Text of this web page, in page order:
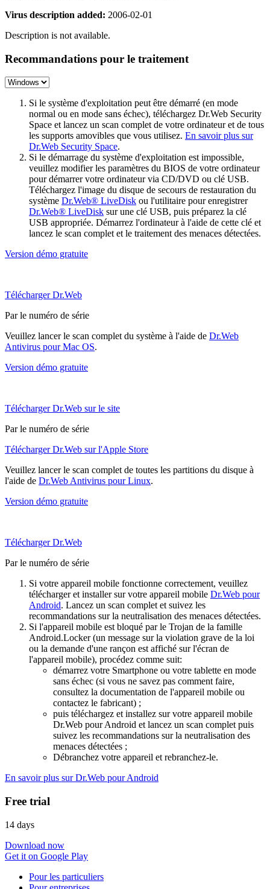
Virus description added: 2006-02-01
Description is not available.
Recommandations pour le traitement
Si le système d'exploitation peut être démarré (en mode
normal ou en mode sans échec), téléchargez Dr.Web Security
Space et lancez un scan complet de votre ordinateur et de tous
les supports amovibles que vous utilisez. En savoir plus sur
Dr.Web Security Space.
Si le démarrage du système d'exploitation est impossible,
veuillez modifier les paramètres du BIOS de votre ordinateur
pour démarrer votre ordinateur via CD/DVD ou clé USB.
Téléchargez l'image du disque de secours de restauration du
système Dr.Web® LiveDisk ou l'utilitaire pour enregistrer
Dr.Web® LiveDisk sur une clé USB, puis préparez la clé
USB appropriée. Démarrez l'ordinateur à l'aide de cette clé et
lancez le scan complet et le traitement des menaces détectées.
Version démo gratuite
Télécharger Dr.Web
Par le numéro de série
Veuillez lancer le scan complet du système à l'aide de Dr.Web
Antivirus pour Mac OS.
Version démo gratuite
Télécharger Dr.Web sur le site
Par le numéro de série
Télécharger Dr.Web sur l'Apple Store
Veuillez lancer le scan complet de toutes les partitions du disque à
l'aide de Dr.Web Antivirus pour Linux.
Version démo gratuite
Télécharger Dr.Web
Par le numéro de série
Si votre appareil mobile fonctionne correctement, veuillez
télécharger et installer sur votre appareil mobile Dr.Web pour
Android. Lancez un scan complet et suivez les
recommandations sur la neutralisation des menaces détectées.
Si l'appareil mobile est bloqué par le Trojan de la famille
Android.Locker (un message sur la violation grave de la loi
ou la demande d'une rançon est affiché sur l'écran de
l'appareil mobile), procédez comme suit:
démarrez votre Smartphone ou votre tablette en mode
sans échec (si vous ne savez pas comment faire,
consultez la documentation de l'appareil mobile ou
contactez le fabricant) ;
puis téléchargez et installez sur votre appareil mobile
Dr.Web pour Android et lancez un scan complet puis
suivez les recommandations sur la neutralisation des
menaces détectées ;
Débranchez votre appareil et rebranchez-le.
En savoir plus sur Dr.Web pour Android
Free trial
14 days
Download now
Get it on Google Play
Pour les particuliers